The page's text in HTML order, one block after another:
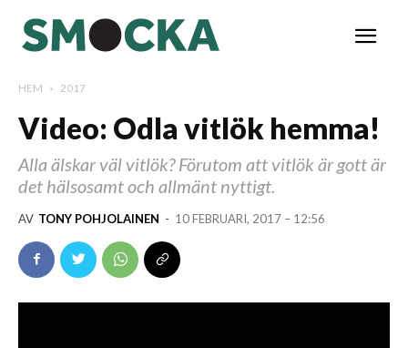
HEM 2017
Video: Odla vitlök hemma!
Alla älskar väl vitlök? Förutom att vitlök är gott är
det hälsosamt och allmänt nyttigt.
AV TONY POHJOLAINEN - 10 FEBRUARI, 2017 – 12:56